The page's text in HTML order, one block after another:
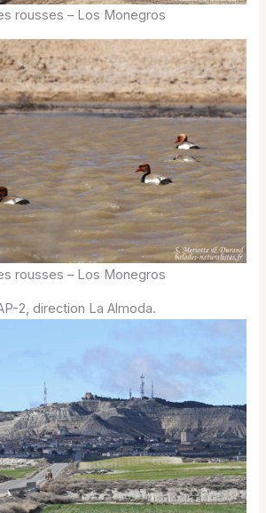
rousses – Los Monegros
rousses – Los Monegros
2, direction La Almoda.